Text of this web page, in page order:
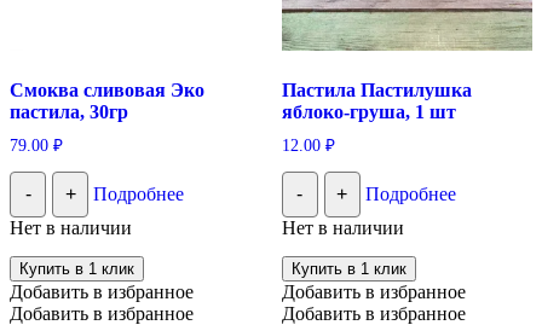
Смоква сливовая Эко
пастила, 30гр
79.00 ₽
- +
Подробнее
Нет в наличии
Купить в 1 клик
Добавить в избранное
Добавить в избранное
Пастила Пастилушка
яблоко-груша, 1 шт
12.00 ₽
- +
Подробнее
Нет в наличии
Купить в 1 клик
Добавить в избранное
Добавить в избранное